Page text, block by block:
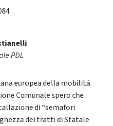
PDL
europea della mobilità
Comunale spero che
di “semafori
dei tratti di Statale